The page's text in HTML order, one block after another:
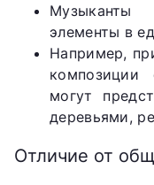
элементы в
Например,
могут
деревьями,
Отличие от